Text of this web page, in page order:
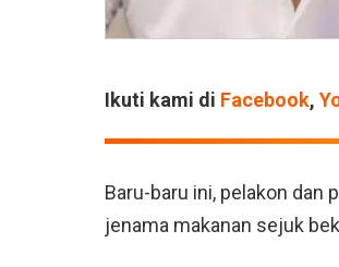
Ikuti kami di Facebook,
Baru-baru ini, pelakon dan
jenama makanan sejuk